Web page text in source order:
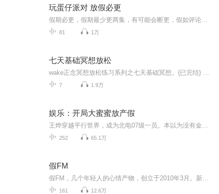
玩蛋仔派对 放假必更
81 1万
七天基础冥想放松
7 1.9万
娱乐：开局大蜜蜜放产假
252 65.1万
假FM
161 12.6万